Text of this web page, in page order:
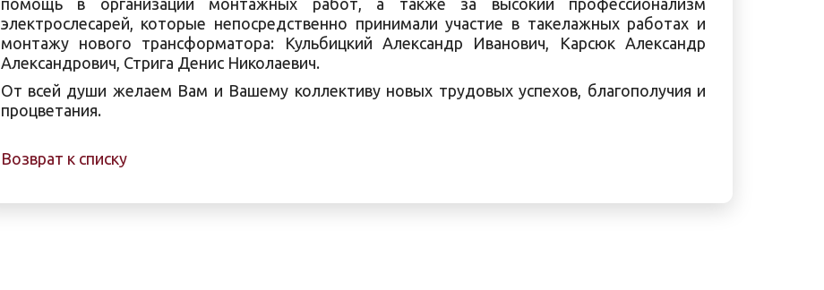
электрослесарей, которые непосредственно принимали участие в такелажных работах и
монтажу нового трансформатора: Кульбицкий Александр Иванович, Карсюк Александр
Александрович, Стрига Денис Николаевич.
От всей души желаем Вам и Вашему коллективу новых трудовых успехов, благополучия и
процветания.
Возврат к списку